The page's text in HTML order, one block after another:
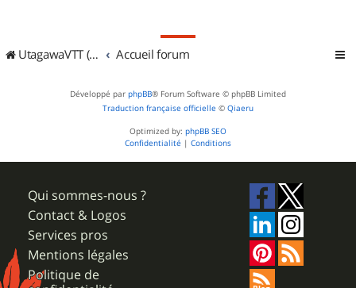
UtagawaVTT (Randos VTT et VTTAE avec traces GPS) Accueil forum
Développé par phpBB® Forum Software © phpBB Limited
Traduction française officielle © Qiaeru
Optimized by: phpBB SEO
Confidentialité | Conditions
Qui sommes-nous ?
Contact & Logos
Services pros
Mentions légales
Politique de